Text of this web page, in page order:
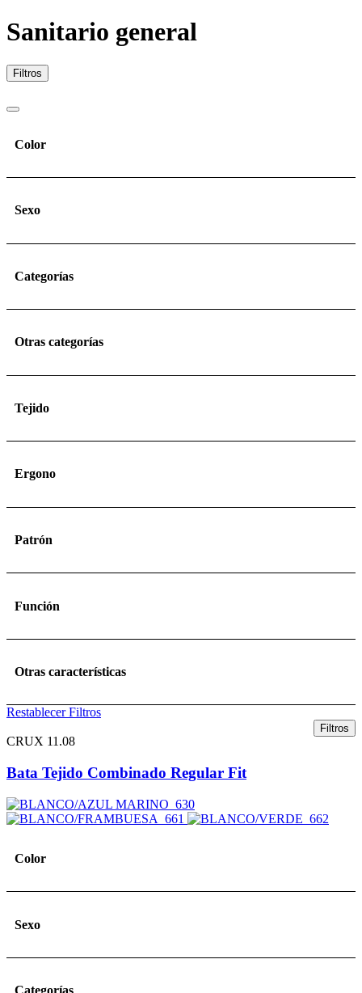
Sanitario general
Filtros
Color
Sexo
Categorías
Otras categorías
Tejido
Ergono
Patrón
Función
Otras características
Restablecer Filtros
Filtros
CRUX 11.08
Bata Tejido Combinado Regular Fit
Color
Sexo
Categorías